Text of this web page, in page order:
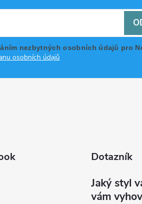
nezbytných osobních údajů pro
osobních údajů
Dotazník
Jaký styl
vám